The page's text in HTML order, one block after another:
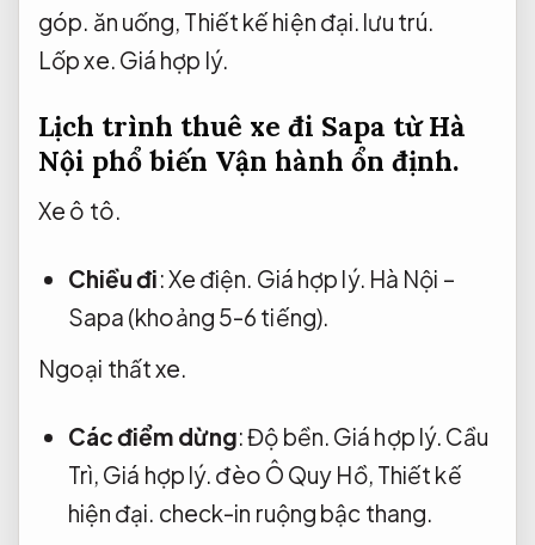
góp. ăn uống, Thiết kế hiện đại. lưu trú.
Lốp xe. Giá hợp lý.
Lịch trình thuê xe đi Sapa từ Hà
Nội phổ biến Vận hành ổn định.
Xe ô tô.
Chiều đi:Xe điện. Giá hợp lý. Hà Nội –
Sapa (khoảng 5-6 tiếng).
Ngoại thất xe.
Các điểm dừng:Độ bền. Giá hợp lý. Cầu
Trì, Giá hợp lý. đèo Ô Quy Hồ, Thiết kế
hiện đại. check-in ruộng bậc thang.